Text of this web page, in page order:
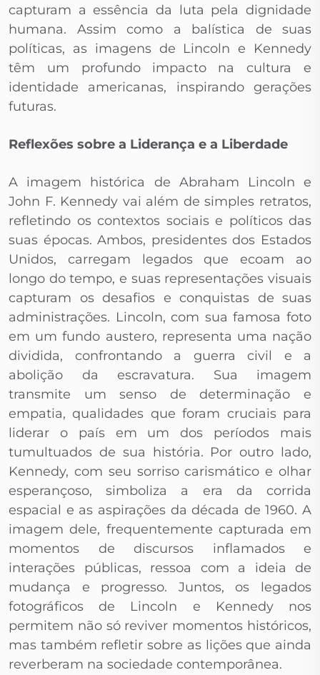
capturam a essência da luta pela dignidade
humana. Assim como a balística de suas
políticas, as imagens de Lincoln e Kennedy
têm um profundo impacto na cultura e
identidade americanas, inspirando gerações
futuras.
Reflexões sobre a Liderança e a Liberdade
A imagem histórica de Abraham Lincoln e
John F. Kennedy vai além de simples retratos,
refletindo os contextos sociais e políticos das
suas épocas. Ambos, presidentes dos Estados
Unidos, carregam legados que ecoam ao
longo do tempo, e suas representações visuais
capturam os desafios e conquistas de suas
administrações. Lincoln, com sua famosa foto
em um fundo austero, representa uma nação
dividida, confrontando a guerra civil e a
abolição da escravatura. Sua imagem
transmite um senso de determinação e
empatia, qualidades que foram cruciais para
liderar o país em um dos períodos mais
tumultuados de sua história. Por outro lado,
Kennedy, com seu sorriso carismático e olhar
esperançoso, simboliza a era da corrida
espacial e as aspirações da década de 1960. A
imagem dele, frequentemente capturada em
momentos de discursos inflamados e
interações públicas, ressoa com a ideia de
mudança e progresso. Juntos, os legados
fotográficos de Lincoln e Kennedy nos
permitem não só reviver momentos históricos,
mas também refletir sobre as lições que ainda
reverberam na sociedade contemporânea.